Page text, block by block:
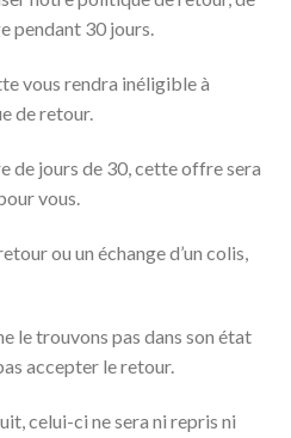
pendant 30 jours.
vous rendra inéligible à
de retour.
de jours de 30, cette offre sera
vous.
ou un échange d’un colis,
le trouvons pas dans son état
accepter le retour.
celui-ci ne sera ni repris ni